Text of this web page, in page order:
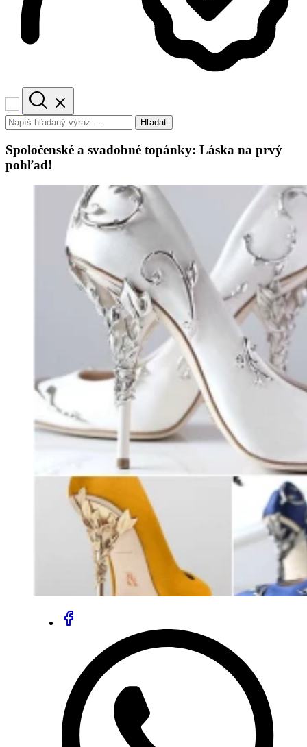
Hľadať
Spoločenské a svadobné topánky: Láska na prvý
pohľad!